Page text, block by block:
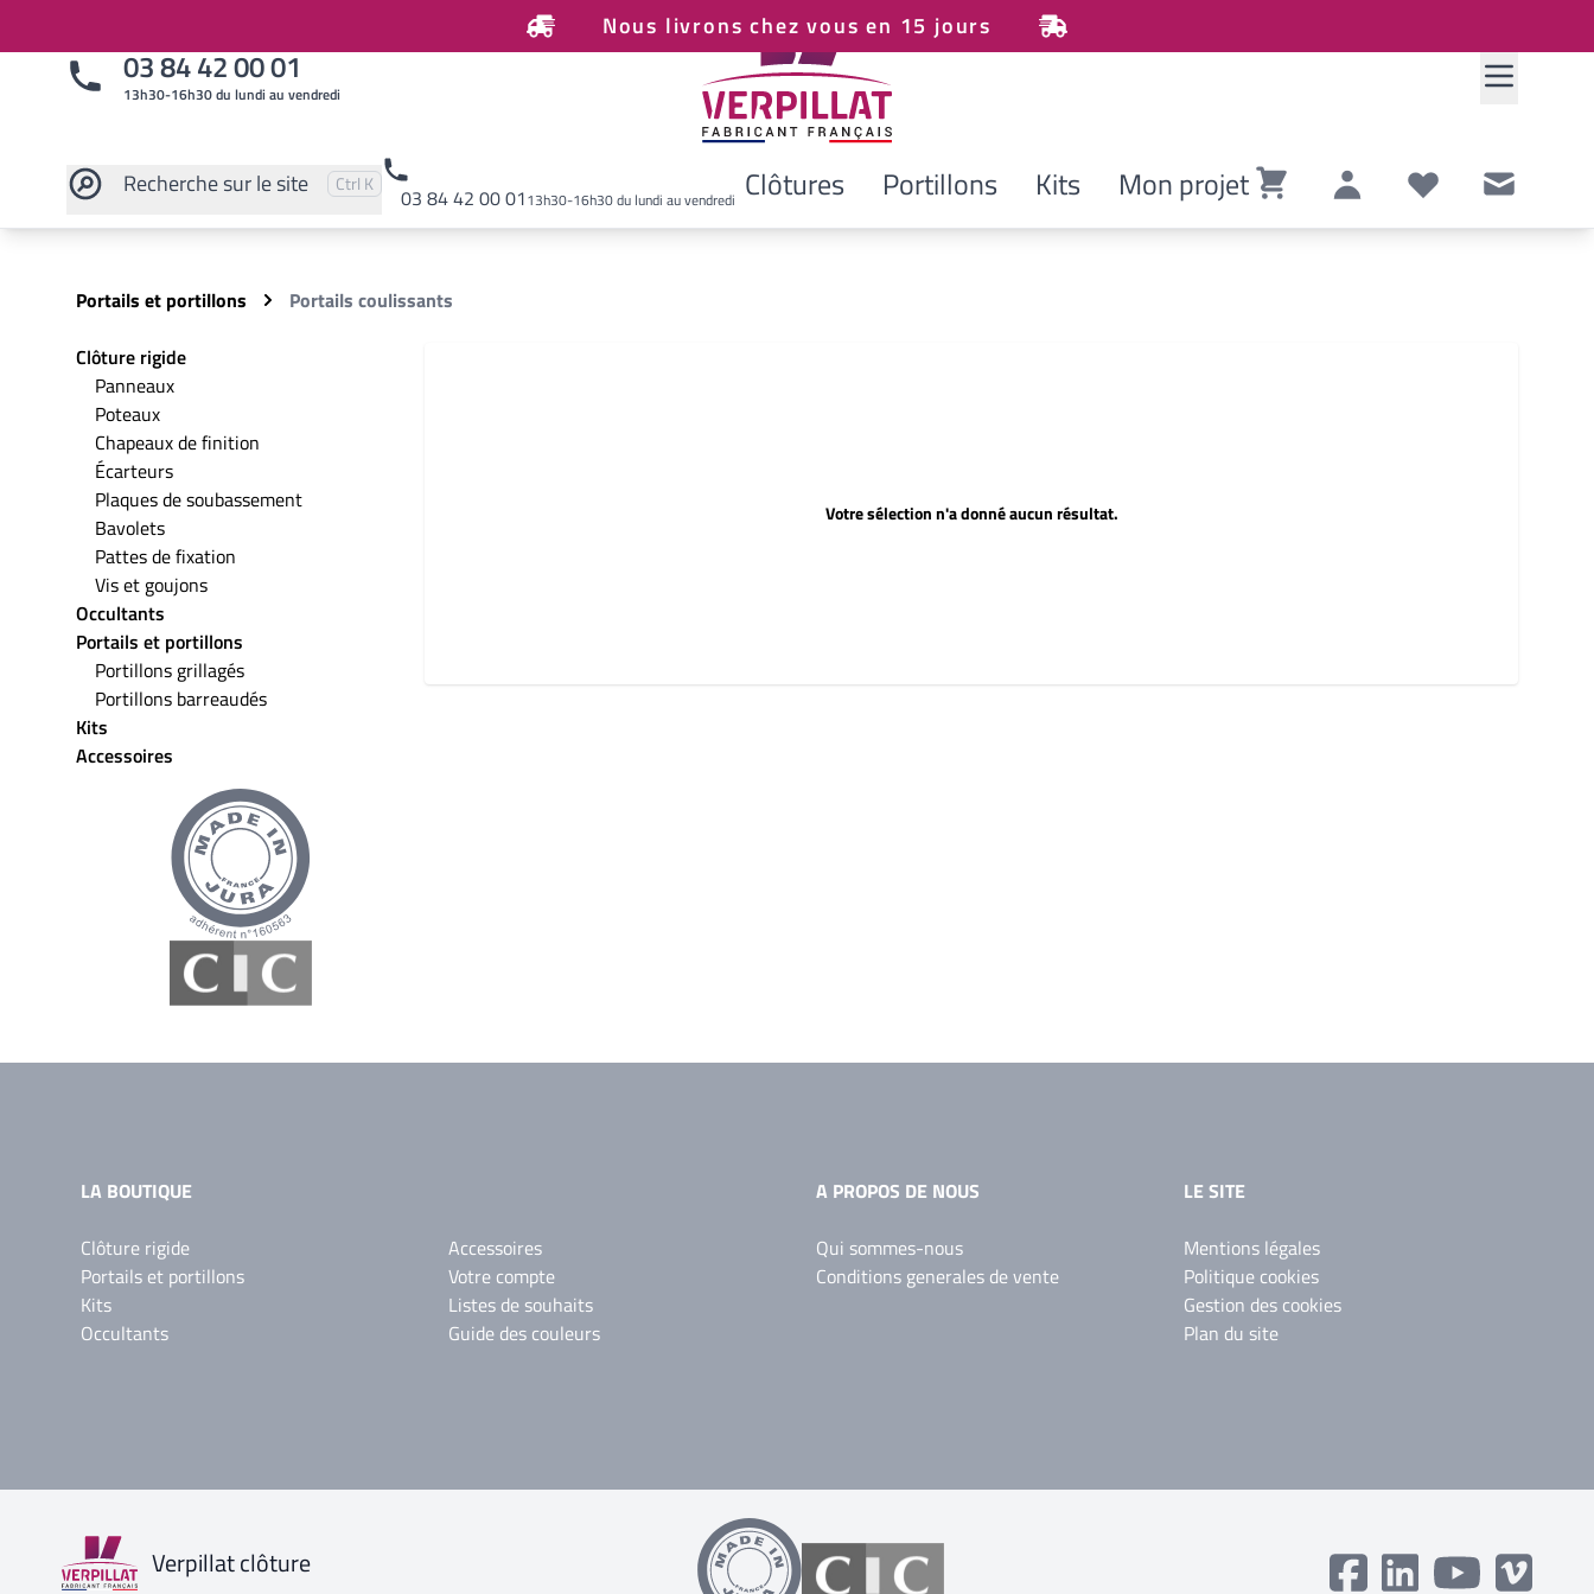
Nous livrons chez vous en 15 jours
03 84 42 00 01
13h30-16h30 du lundi au vendredi
Recherchesur le site Pressez
Ctrl et
K pour rechercher
03 84 42 00 0113h30-16h30 du lundi au vendredi Clôtures Portillons Kits Mon projet
Rechercher sur le site
Portails et portillons
Portails coulissants
Clôture rigide
Panneaux
Poteaux
Chapeaux de finition
Écarteurs
Plaques de soubassement
Bavolets
Pattes de fixation
Vis et goujons
Occultants
Portails et portillons
Portillons grillagés
Portillons barreaudés
Kits
Accessoires
Votre sélection n'a donné aucun résultat.
LA BOUTIQUE
Clôture rigide
Portails et portillons
Kits
Occultants
Accessoires
Votre compte
Listes de souhaits
Guide des couleurs
A PROPOS DE NOUS
Qui sommes-nous
Conditions generales de vente
LE SITE
Mentions légales
Politique cookies
Gestion des cookies
Plan du site
Verpillat clôture